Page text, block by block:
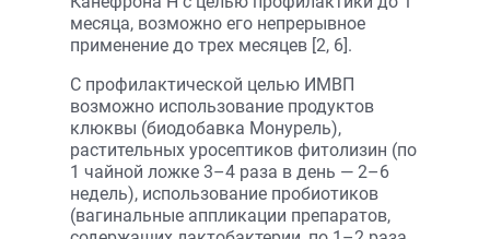
месяца, возможно его непрерывное
применение до трех месяцев [2, 6].
С профилактической целью ИМВП
возможно использование продуктов
клюквы (биодобавка Монурель),
растительных уросептиков фитолизин (по
1 чайной ложке 3–4 раза в день — 2–6
недель), использование пробиотиков
(вагинальные аппликации препаратов,